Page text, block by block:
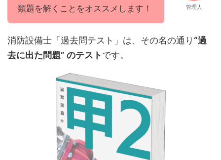
類題を解くことをオススメします！
管理人
消防設備士「過去問テスト」は、その名の通り “過
去に出た問題” のテストです。